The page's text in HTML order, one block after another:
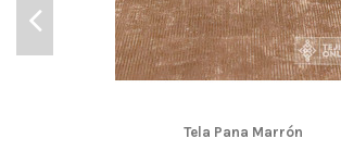
Tela Pana Marrón